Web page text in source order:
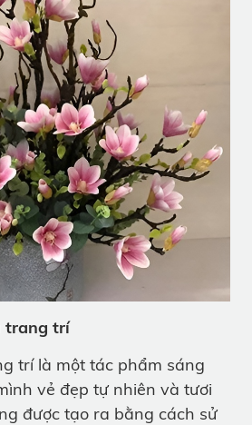
trang trí
trí là một tác phẩm sáng
vẻ đẹp tự nhiên và tươi
được tạo ra bằng cách sử